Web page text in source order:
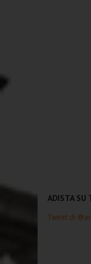
ADISTA SU
Tweet di